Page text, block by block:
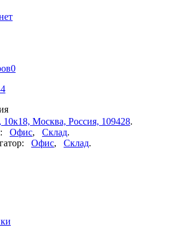
0
10к18, Москва, Россия, 109428.
Офис, Склад.
Офис, Склад.